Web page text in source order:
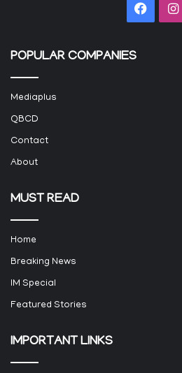
POPULAR COMPANIES
Mediaplus
QBCD
Contact
About
MUST READ
Home
Breaking News
IM Special
Featured Stories
IMPORTANT LINKS